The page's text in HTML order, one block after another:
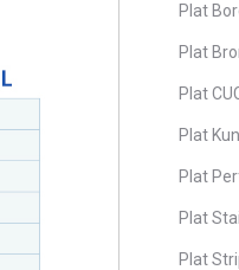
Plat
Plat
Plat
Plat
Plat
Plat
Plat